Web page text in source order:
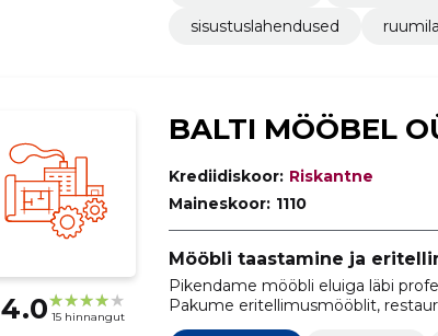
sisustuslahendused
4.0 15 hinnangut
BALTI MÖÖBEL
Krediidiskoor: Riskantne
Maineskoor: 1110
Mööbli taastamine ja
Pikendame mööbli eluiga läbi
Pakume eritellimusmööblit,
paigaldust kahe-aastase garantiiga.